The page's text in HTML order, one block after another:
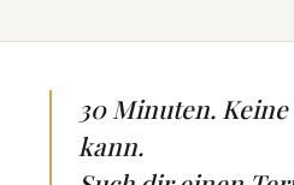
30 Minuten.
kann.